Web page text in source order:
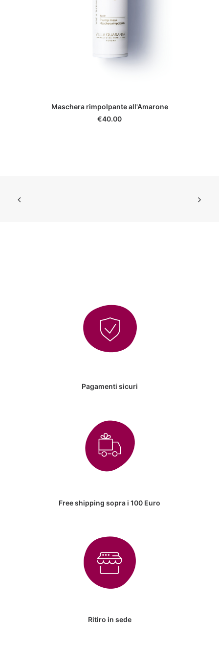
ADD TO CART
Maschera rimpolpante all'Amarone
€40.00
Pagamenti sicuri
Free shipping sopra i 100 Euro
Ritiro in sede